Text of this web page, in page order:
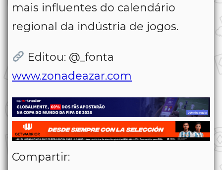
mais influentes do calendário
regional da indústria de jogos.
Editou: @_fonta
www.zonadeazar.com
Compartir: